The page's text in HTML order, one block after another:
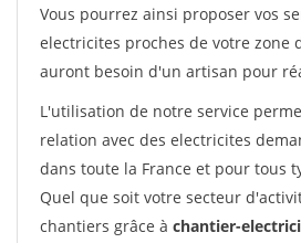
Vous pourrez ainsi proposer vos
electricites proches de votre zone
auront besoin d'un artisan pour
L'utilisation de notre service
relation avec des electricites
dans toute la France et pour tous
Quel que soit votre secteur
chantiers grâce à chantier-